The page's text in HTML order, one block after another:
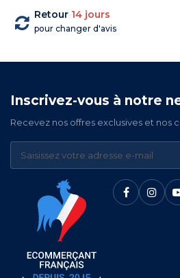
Retour 14 jours
pour changer d'avis
Inscrivez-vous à notre
Recevez nos offres exclusives et nos